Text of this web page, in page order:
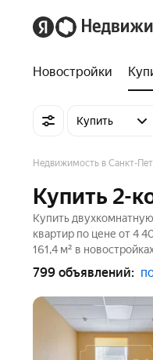
Новостройки
Купить
Недвижимость в Санкт-
Купить 2-
Купить
квартир по цене от 4
161,4 м² в
799 объявлений: